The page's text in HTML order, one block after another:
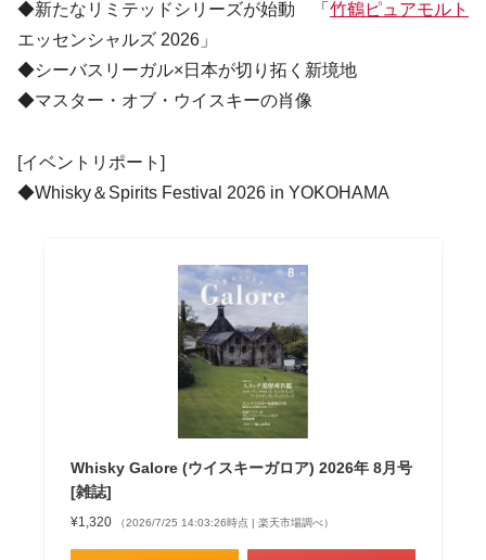
◆新たなリミテッドシリーズが始動 「 竹鶴ピュアモルト
エッセンシャルズ 2026」
◆シーバスリーガル×日本が切り拓く新境地
◆マスター・オブ・ウイスキーの肖像
[イベントリポート]
◆Whisky＆Spirits Festival 2026 in YOKOHAMA
Whisky Galore (ウイスキーガロア) 2026年 8月号
[雑誌]
¥1,320 （2026/7/25 14:03:26時点 | 楽天市場調べ）